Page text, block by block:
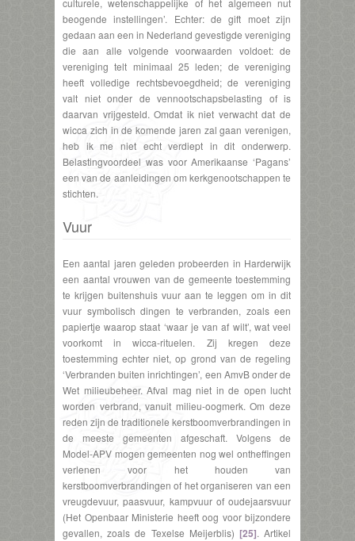
culturele, wetenschappelijke of het algemeen nut
beogende instellingen’. Echter: de gift moet zijn
gedaan aan een in Nederland gevestigde vereniging
die aan alle volgende voorwaarden voldoet: de
vereniging telt minimaal 25 leden; de vereniging
heeft volledige rechtsbevoegdheid; de vereniging
valt niet onder de vennootschapsbelasting of is
daarvan vrijgesteld. Omdat ik niet verwacht dat de
wicca zich in de komende jaren zal gaan verenigen,
heb ik me niet echt verdiept in dit onderwerp.
Belastingvoordeel was voor Amerikaanse ‘Pagans’
een van de aanleidingen om kerkgenootschappen te
stichten.
Vuur
Een aantal jaren geleden probeerden in Harderwijk
een aantal vrouwen van de gemeente toestemming
te krijgen buitenshuis vuur aan te leggen om in dit
vuur symbolisch dingen te verbranden, zoals een
papiertje waarop staat ‘waar je van af wilt’, wat veel
voorkomt in wicca-rituelen. Zij kregen deze
toestemming echter niet, op grond van de regeling
‘Verbranden buiten inrichtingen’, een AmvB onder de
Wet milieubeheer. Afval mag niet in de open lucht
worden verbrand, vanuit milieu-oogmerk. Om deze
reden zijn de traditionele kerstboomverbrandingen in
de meeste gemeenten afgeschaft. Volgens de
Model-APV mogen gemeenten nog wel ontheffingen
verlenen voor het houden van
kerstboomverbrandingen of het organiseren van een
vreugdevuur, paasvuur, kampvuur of oudejaarsvuur
(Het Openbaar Ministerie heeft oog voor bijzondere
gevallen, zoals de Texelse Meijerblis) [25]. Artikel